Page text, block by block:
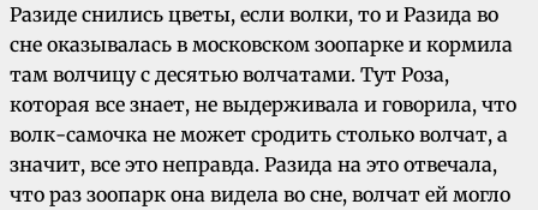
Разиде снились цветы, если волки, то и Разида во
сне оказывалась в московском зоопарке и кормила
там волчицу с десятью волчатами. Тут Роза,
которая все знает, не выдерживала и говорила, что
волк-самочка не может сродить столько волчат, а
значит, все это неправда. Разида на это отвечала,
что раз зоопарк она видела во сне, волчат ей могло